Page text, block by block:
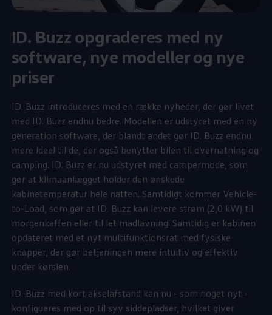
ID. Buzz opgraderes med ny
software, nye modeller og nye
priser
ID. Buzz introduceres med en række nyheder, der gør livet
med ID. Buzz endnu bedre. Modellen er udstyret med en ny
generation software, der blandt andet gør ID. Buzz endnu
mere ideel til de, der også benytter bilen til overnatning og
camping. ID. Buzz er nu udstyret med campermode, som
gør at klimaanlægget holder den ønskede
kabinetemperatur hele natten. Samtidigt kommer Vehicle-
to-Load, som gør at ID. Buzz kan levere strøm (2,0 kW) til
morgenkaffen eller til let madlavning. Samtidig er kabinen
opdateret med et nyt multifunktionsrat med fysiske
knapper, der gør betjeningen mere intuitiv og effektiv
under kørslen.
ID. Buzz med kort akselafstand kan nu - som noget nyt -
konfigueres med op til syv siddepladser, hvilket giver